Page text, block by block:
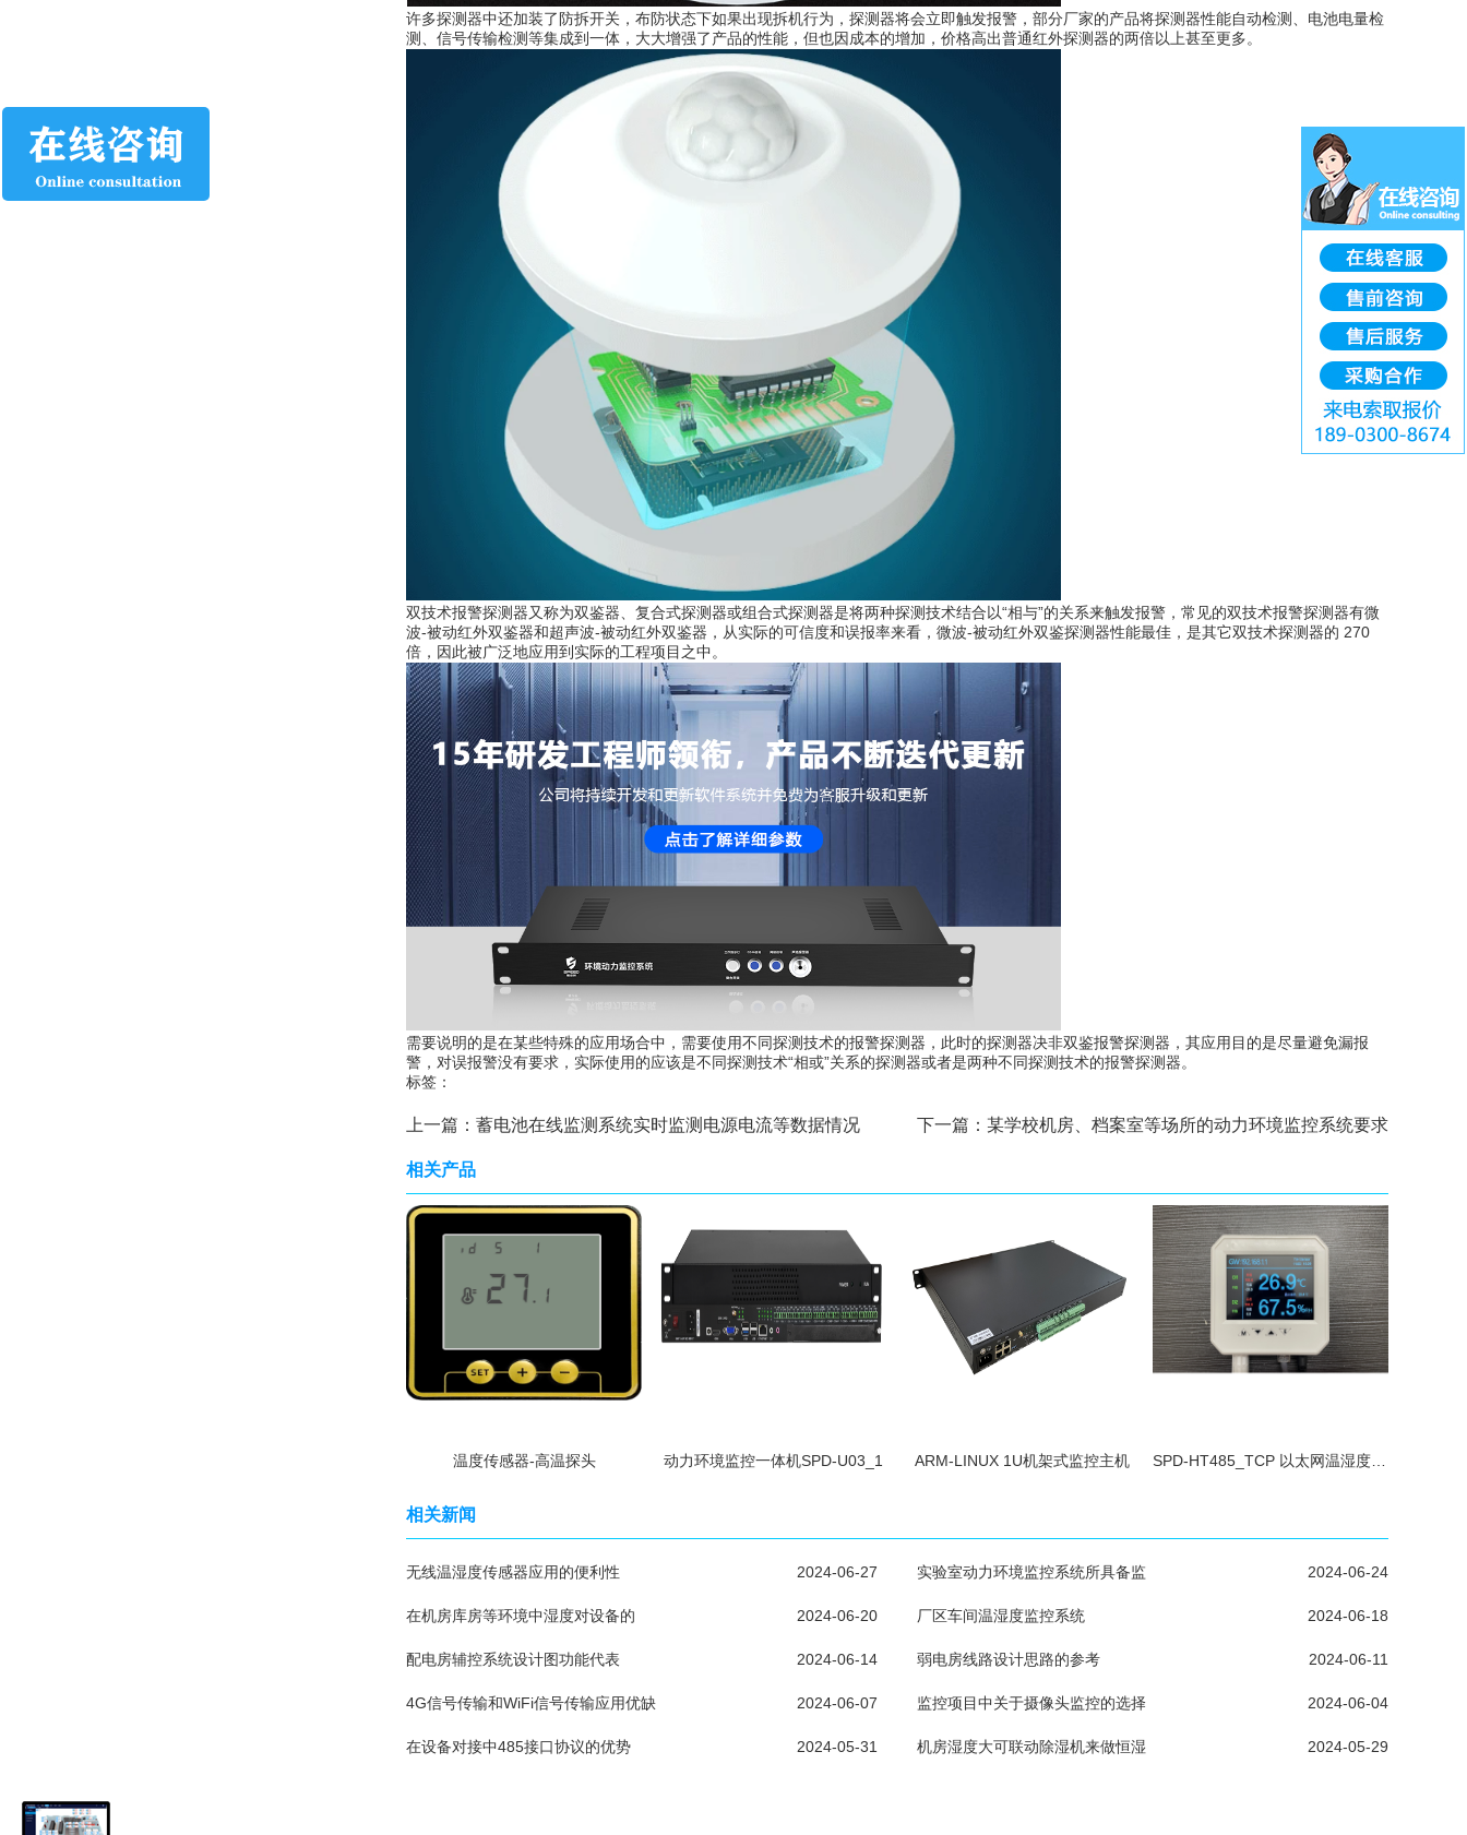
许多探测器中还加装了防拆开关，布防状态下如果出现拆机行为，探测器将会立即触发报警，部分厂家的产品将探测器性能自动检测、电池电量检
测、信号传输检测等集成到一体，大大增强了产品的性能，但也因成本的增加，价格高出普通红外探测器的两倍以上甚至更多。
双技术报警探测器又称为双鉴器、复合式探测器或组合式探测器是将两种探测技术结合以“相与”的关系来触发报警，常见的双技术报警探测器有微
波-被动红外双鉴器和超声波-被动红外双鉴器，从实际的可信度和误报率来看，微波-被动红外双鉴探测器性能最佳，是其它双技术探测器的 270
倍，因此被广泛地应用到实际的工程项目之中。
需要说明的是在某些特殊的应用场合中，需要使用不同探测技术的报警探测器，此时的探测器决非双鉴报警探测器，其应用目的是尽量避免漏报
警，对误报警没有要求，实际使用的应该是不同探测技术“相或”关系的探测器或者是两种不同探测技术的报警探测器。
标签：
上一篇： 蓄电池在线监测系统实时监测电源电流等数据情况 下一篇： 某学校机房、档案室等场所的动力环境监控系统要求
相关产品
温度传感器-高温探头 动力环境监控一体机SPD-U03_1 ARM-LINUX 1U机架式监控主机
相关新闻
无线温湿度传感器应用的便利性 2024-06-27 实验室动力环境监控系统所具备监 2024-06-24
在机房库房等环境中湿度对设备的 2024-06-20 厂区车间温湿度监控系统 2024-06-18
配电房辅控系统设计图功能代表 2024-06-14 弱电房线路设计思路的参考 2024-06-11
4G信号传输和WiFi信号传输应用优缺 2024-06-07 监控项目中关于摄像头监控的选择 2024-06-04
在设备对接中485接口协议的优势 2024-05-31 机房湿度大可联动除湿机来做恒湿 2024-05-29